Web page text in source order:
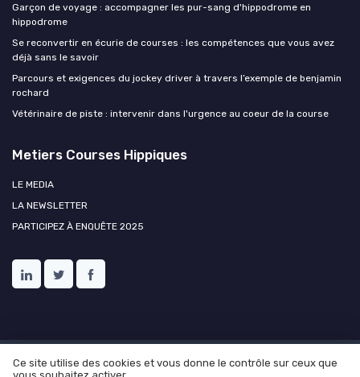
Garçon de voyage : accompagner les pur-sang d'hippodrome en
hippodrome
Se reconvertir en écurie de courses : les compétences que vous avez
déjà sans le savoir
Parcours et exigences du jockey driver à travers l’exemple de benjamin
rochard
Vétérinaire de piste : intervenir dans l'urgence au coeur de la course
Metiers Courses Hippiques
LE MEDIA
LA NEWSLETTER
PARTICIPEZ À ENQUÊTE 2025
Mentions légales Politique de confidentialité
Ressources
Ce site utilise des cookies et vous donne le contrôle sur ceux que